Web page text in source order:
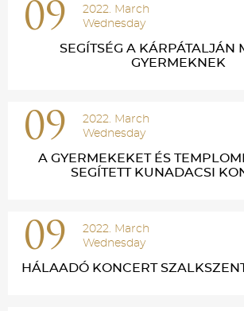
09
2022. March
Wednesday
SEGÍTSÉG A KÁRPÁTALJÁN
GYERMEKNEK
09
2022. March
Wednesday
A GYERMEKEKET ÉS
SEGÍTETT KUNADACSI
09
2022. March
Wednesday
HÁLAADÓ KONCERT